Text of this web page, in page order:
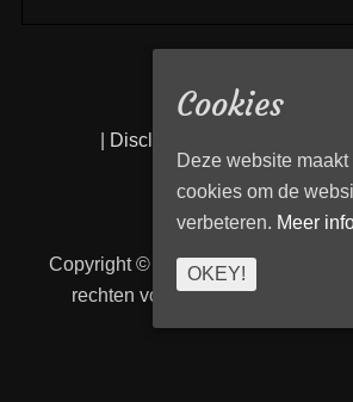
Disclaimer
Copyright © 2026Transport
rechten voorbehouden. |
Cookies
Deze website
cookies om de
verbeteren. Meer
OKEY!